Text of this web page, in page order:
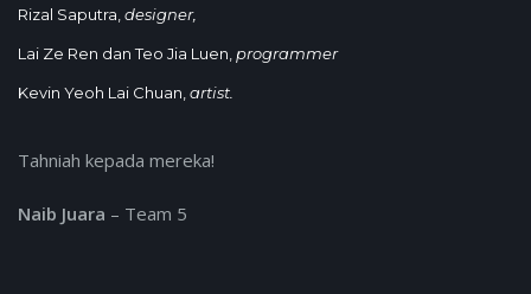
Rizal Saputra, designer,
Lai Ze Ren dan Teo Jia Luen, programmer
Kevin Yeoh Lai Chuan, artist.
Tahniah kepada mereka!
Naib Juara – Team 5